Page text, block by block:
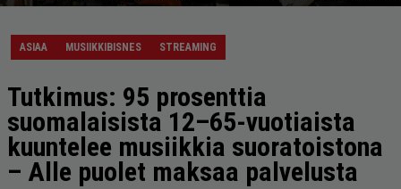
ASIAA MUSIIKKIBISNES STREAMING
Tutkimus: 95 prosenttia
suomalaisista 12–65-vuotiaista
kuuntelee musiikkia suoratoistona
– Alle puolet maksaa palvelusta